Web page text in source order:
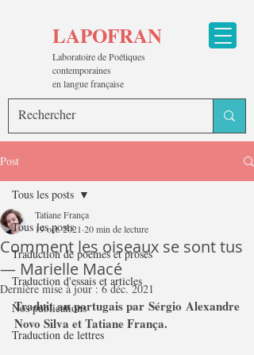
LAPOFRAN
Laboratoire de Poétiques
contemporaines
en langue française
Post
Tous les posts
Traduction de poèmes et proses
Traduction d'essais et articles
Nos publications
Traduction de lettres
Tous les posts
Comment les oiseaux se sont tus
— Marielle Macé
Tatiane França
19 oct. 2021 20 min de lecture
Dernière mise à jour :6 déc. 2021
Traduit au portugais par Sérgio Alexandre
Novo Silva et Tatiane França.